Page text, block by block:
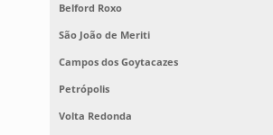
Belford Roxo
São João de Meriti
Campos dos Goytacazes
Petrópolis
Volta Redonda